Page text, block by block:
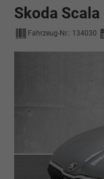
Skoda Scala
Fahrzeug-Nr.: 134030